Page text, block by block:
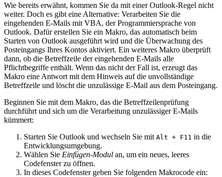
Wie bereits erwähnt, kommen Sie da mit einer Outlook-Regel nicht
weiter. Doch es gibt eine Alternative: Verarbeiten Sie die
eingehenden E-Mails mit VBA, der Programmiersprache von
Outlook. Dafür erstellen Sie ein Makro, das automatisch beim
Starten von Outlook ausgeführt wird und die Überwachung des
Posteingangs Ihres Kontos aktiviert. Ein weiteres Makro überprüft
dann, ob die Betreffzeile der eingehenden E-Mails alle
Pflichtbegriffe enthält. Wenn das nicht der Fall ist, erzeugt das
Makro eine Antwort mit dem Hinweis auf die unvollständige
Betreffzeile und löscht die unzulässige E-Mail aus dem Posteingang.
Beginnen Sie mit dem Makro, das die Betreffzeilenprüfung
durchführt und sich um die Verarbeitung unzulässiger E-Mails
kümmert:
Starten Sie Outlook und wechseln Sie mit Alt + F11 in die
Entwicklungsumgebung.
Wählen Sie Einfügen-Modul an, um ein neues, leeres
Codefenster zu öffnen.
In dieses Codefenster geben Sie folgenden Makrocode ein: